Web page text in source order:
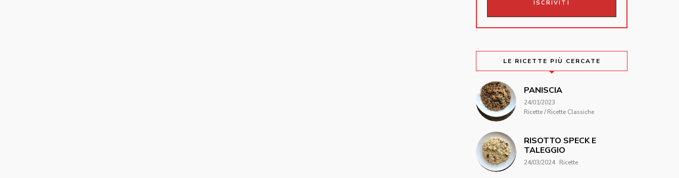
LE RICETTE PIÙ CERCATE
PANISCIA
24/01/2023
Ricette / Ricette Classiche
RISOTTO SPECK E
TALEGGIO
24/03/2024 Ricette